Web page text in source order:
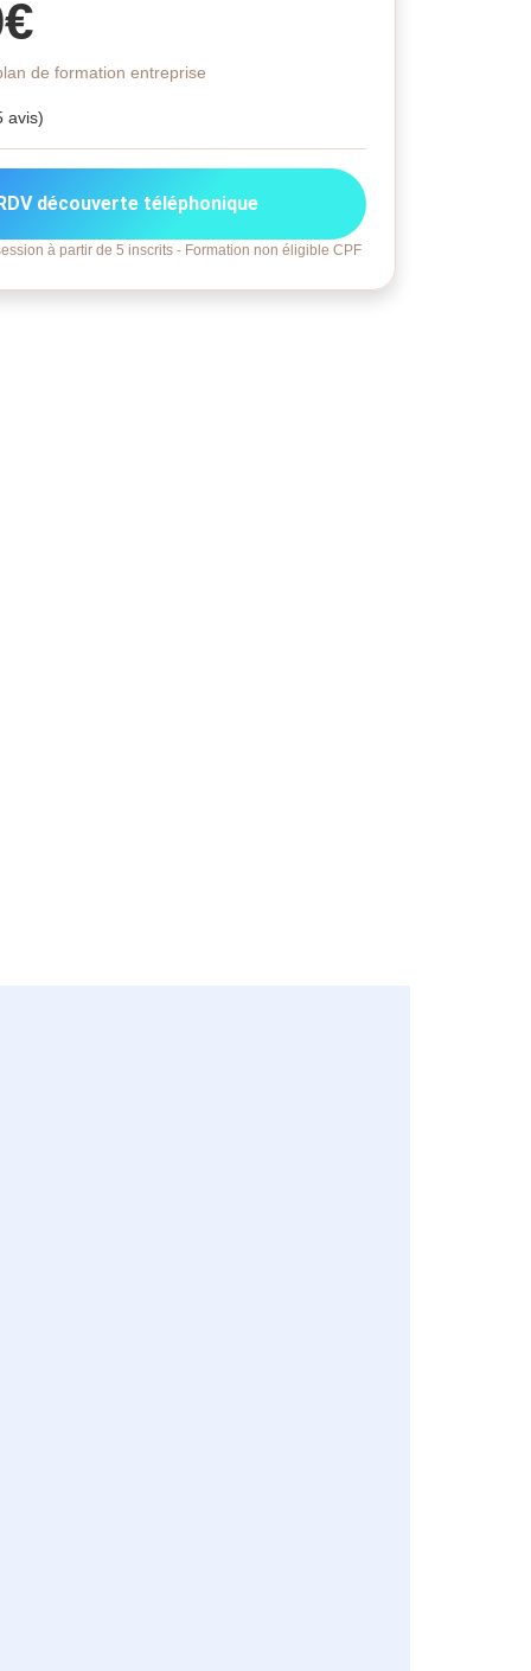
de formation entreprise
avis)
découverte téléphonique
à partir de 5 inscrits - Formation non éligible CPF